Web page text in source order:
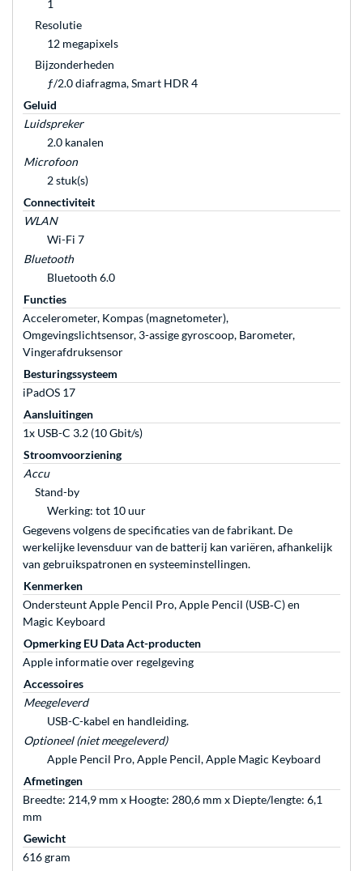
1
Resolutie
12 megapixels
Bijzonderheden
ƒ/2.0 diafragma, Smart HDR 4
Geluid
Luidspreker
2.0 kanalen
Microfoon
2 stuk(s)
Connectiviteit
WLAN
Wi-Fi 7
Bluetooth
Bluetooth 6.0
Functies
Accelerometer, Kompas (magnetometer),
Omgevingslichtsensor, 3-assige gyroscoop, Barometer,
Vingerafdruksensor
Besturingssysteem
iPadOS 17
Aansluitingen
1x USB-C 3.2 (10 Gbit/s)
Stroomvoorziening
Accu
Stand-by
Werking: tot 10 uur
Gegevens volgens de specificaties van de fabrikant. De
werkelijke levensduur van de batterij kan variëren, afhankelijk
van gebruikspatronen en systeeminstellingen.
Kenmerken
Ondersteunt Apple Pencil Pro, Apple Pencil (USB‑C) en
Magic Keyboard
Opmerking EU Data Act-producten
Apple informatie over regelgeving
Accessoires
Meegeleverd
USB-C-kabel en handleiding.
Optioneel (niet meegeleverd)
Apple Pencil Pro, Apple Pencil, Apple Magic Keyboard
Afmetingen
Breedte: 214,9 mm x Hoogte: 280,6 mm x Diepte/lengte: 6,1
mm
Gewicht
616 gram